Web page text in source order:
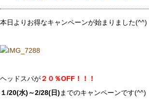
本日よりお得なキャンペーンが始まりました(^^)
ヘッドスパが２０％OFF！！！
１/20(水)～2/28(日) までのキャンペーンです(^^)